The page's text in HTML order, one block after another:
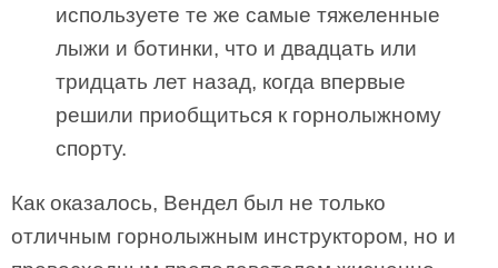
используете те же самые тяжеленные
лыжи и ботинки, что и двадцать или
тридцать лет назад, когда впервые
решили приобщиться к горнолыжному
спорту.
Как оказалось, Вендел был не только
отличным горнолыжным инструктором, но и